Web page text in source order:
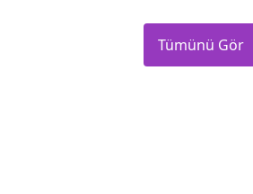
Tümünü Gör